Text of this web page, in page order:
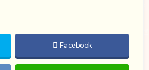
Facebook